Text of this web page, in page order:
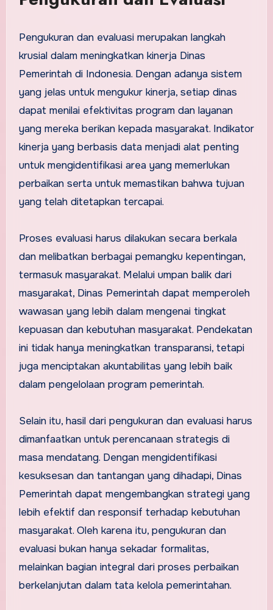
Pengukuran dan evaluasi merupakan langkah
krusial dalam meningkatkan kinerja Dinas
Pemerintah di Indonesia. Dengan adanya sistem
yang jelas untuk mengukur kinerja, setiap dinas
dapat menilai efektivitas program dan layanan
yang mereka berikan kepada masyarakat. Indikator
kinerja yang berbasis data menjadi alat penting
untuk mengidentifikasi area yang memerlukan
perbaikan serta untuk memastikan bahwa tujuan
yang telah ditetapkan tercapai.
Proses evaluasi harus dilakukan secara berkala
dan melibatkan berbagai pemangku kepentingan,
termasuk masyarakat. Melalui umpan balik dari
masyarakat, Dinas Pemerintah dapat memperoleh
wawasan yang lebih dalam mengenai tingkat
kepuasan dan kebutuhan masyarakat. Pendekatan
ini tidak hanya meningkatkan transparansi, tetapi
juga menciptakan akuntabilitas yang lebih baik
dalam pengelolaan program pemerintah.
Selain itu, hasil dari pengukuran dan evaluasi harus
dimanfaatkan untuk perencanaan strategis di
masa mendatang. Dengan mengidentifikasi
kesuksesan dan tantangan yang dihadapi, Dinas
Pemerintah dapat mengembangkan strategi yang
lebih efektif dan responsif terhadap kebutuhan
masyarakat. Oleh karena itu, pengukuran dan
evaluasi bukan hanya sekadar formalitas,
melainkan bagian integral dari proses perbaikan
berkelanjutan dalam tata kelola pemerintahan.